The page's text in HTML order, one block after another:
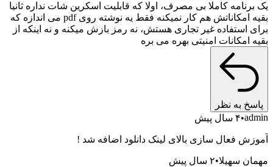
یک برنامه کاملا بی مصرف، اولا که قابلیت اسکرین شات نداره ثانیا
بقیه امکاناتش هم کار نمیکنه فقط یه نوشته روی pdf می اندازه که
برای استفاده غیر تجاری هستش، نه رمز بازش میکنه و نه اینکه از
بقیه امکانات امنیتی بهره می بره
پاسخ به نظر
admin ۴ سال پیش
آموزش فعال سازی بالای لینک دانلود اضافه شد !
مهمان سهیلا ۲ سال پیش